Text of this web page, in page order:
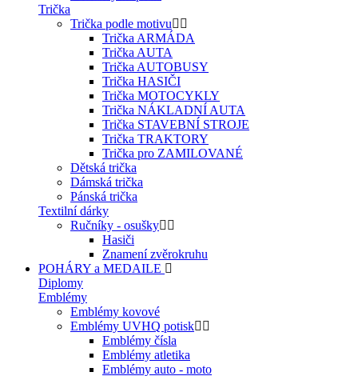
Trička
Trička podle motivu
Trička ARMÁDA
Trička AUTA
Trička AUTOBUSY
Trička HASIČI
Trička MOTOCYKLY
Trička NÁKLADNÍ AUTA
Trička STAVEBNÍ STROJE
Trička TRAKTORY
Trička pro ZAMILOVANÉ
Dětská trička
Dámská trička
Pánská trička
Textilní dárky
Ručníky - osušky
Hasiči
Znamení zvěrokruhu
POHÁRY a MEDAILE
Diplomy
Emblémy
Emblémy kovové
Emblémy UVHQ potisk
Emblémy čísla
Emblémy atletika
Emblémy auto - moto